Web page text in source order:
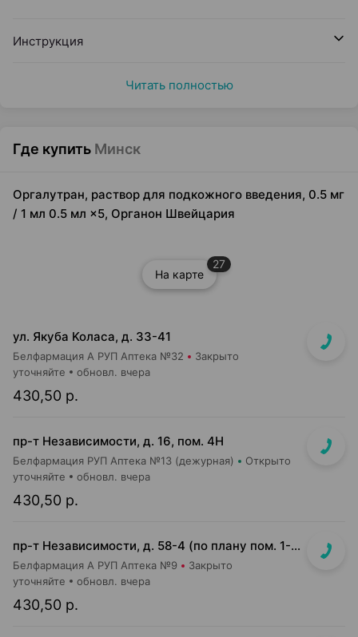
Инструкция
Читать полностью
Где купить Минск
Оргалутран, раствор для подкожного введения, 0.5 мг
/ 1 мл 0.5 мл ×5, Органон Швейцария
На карте
27
ул. Якуба Koлaca, д. 33-41
Белфармация А РУП Аптека №32 Закрыто
430,50 р.
уточняйте обновл. вчера
пр-т Независимости, д. 16, пом. 4Н
Белфармация РУП Аптека №13 (дежурная) Открыто
430,50 р.
уточняйте обновл. вчера
пр-т Независимости, д. 58-4 (по плану пом. 1-7,9)<br>Общий вход с кофейней Варка (Varka) и ПОНПУШКА
Белфармация А РУП Аптека №9 Закрыто
430,50 р.
уточняйте обновл. вчера